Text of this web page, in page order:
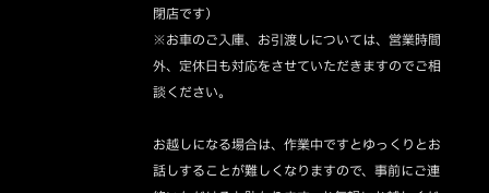
閉店です）
※お車のご入庫、お引渡しについては、営業時間
外、定休日も対応をさせていただきますのでご相
談ください。
お越しになる場合は、作業中ですとゆっくりとお
話しすることが難しくなりますので、事前にご連